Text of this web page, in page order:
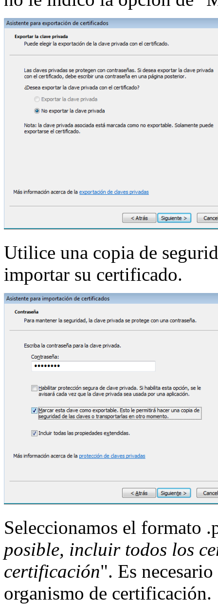
Utilice una copia de
importar su certificado.
Seleccionamos el formato
posible, incluir todos los
certificación". Es
organismo de certificación.